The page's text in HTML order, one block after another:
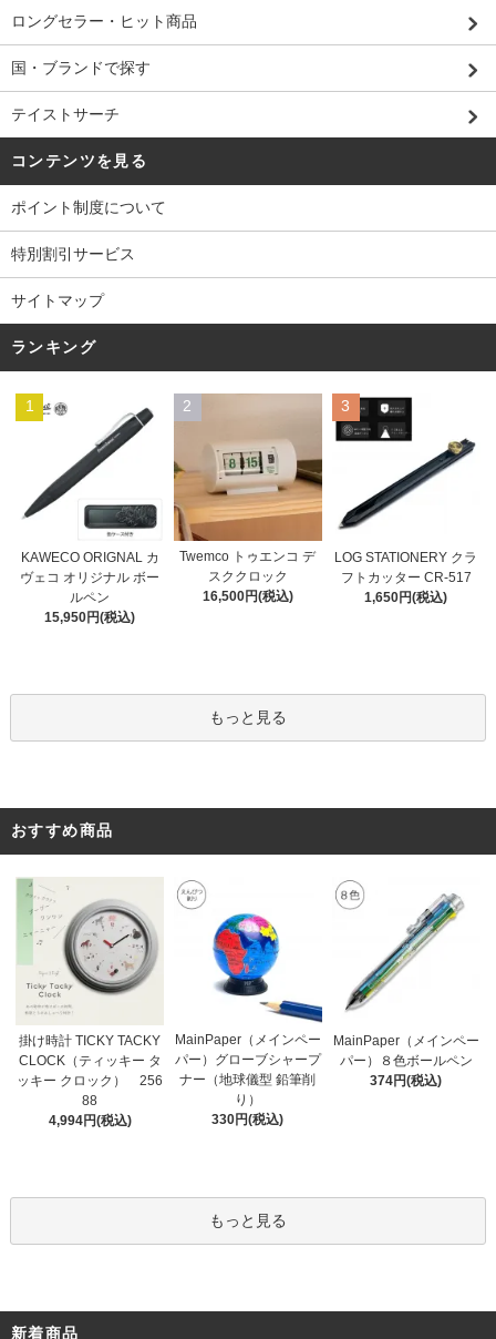
ロングセラー・ヒット商品
国・ブランドで探す
テイストサーチ
コンテンツを見る
ポイント制度について
特別割引サービス
サイトマップ
ランキング
1
KAWECO ORIGNAL カ
ヴェコ オリジナル ボー
ルペン
15,950円(税込)
2
Twemco トゥエンコ デ
スククロック
16,500円(税込)
3
LOG STATIONERY クラ
フトカッター CR-517
1,650円(税込)
もっと見る
おすすめ商品
掛け時計 TICKY TACKY
CLOCK（ティッキー タ
ッキー クロック） 256
88
4,994円(税込)
MainPaper（メインペー
パー）グローブシャープ
ナー（地球儀型 鉛筆削
り）
330円(税込)
MainPaper（メインペー
パー）８色ボールペン
374円(税込)
もっと見る
新着商品